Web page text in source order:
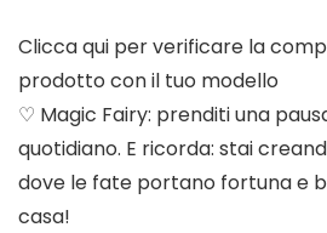
Clicca qui per verificare la
prodotto con il tuo modello
♡ Magic Fairy: prenditi una
quotidiano. E ricorda: stai
dove le fate portano fortuna e
casa!